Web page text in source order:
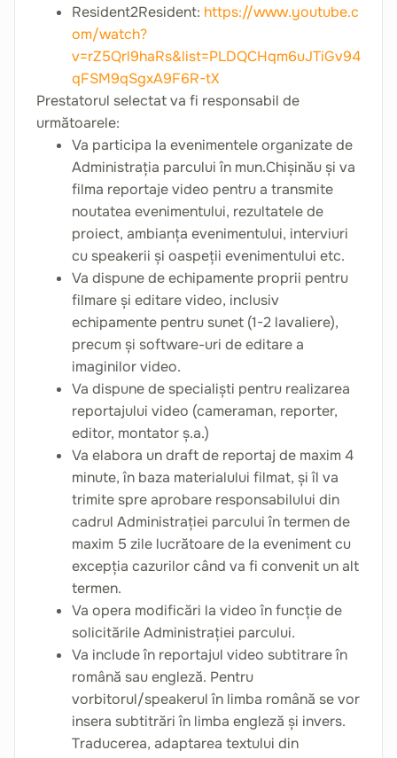
Resident2Resident: https://www.youtube.c
om/watch?
v=rZ5Qrl9haRs&list=PLDQCHqm6uJTiGv94
qFSM9qSgxA9F6R-tX
Prestatorul selectat va fi responsabil de
următoarele:
Va participa la evenimentele organizate de
Administrația parcului în mun.Chișinău și va
filma reportaje video pentru a transmite
noutatea evenimentului, rezultatele de
proiect, ambianța evenimentului, interviuri
cu speakerii și oaspeții evenimentului etc.
Va dispune de echipamente proprii pentru
filmare și editare video, inclusiv
echipamente pentru sunet (1-2 lavaliere),
precum și software-uri de editare a
imaginilor video.
Va dispune de specialiști pentru realizarea
reportajului video (cameraman, reporter,
editor, montator ș.a.)
Va elabora un draft de reportaj de maxim 4
minute, în baza materialului filmat, și îl va
trimite spre aprobare responsabilului din
cadrul Administrației parcului în termen de
maxim 5 zile lucrătoare de la eveniment cu
excepția cazurilor când va fi convenit un alt
termen.
Va opera modificări la video în funcție de
solicitările Administrației parcului.
Va include în reportajul video subtitrare în
română sau engleză. Pentru
vorbitorul/speakerul în limba română se vor
insera subtitrări în limba engleză și invers.
Traducerea, adaptarea textului din